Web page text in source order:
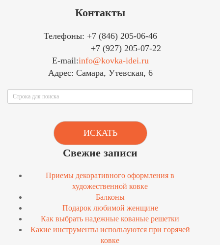
Контакты
Телефоны: +7 (846) 205-06-46
+7 (927) 205-07-22
E-mail:info@kovka-idei.ru
Адрес: Самара, Утевская, 6
ИСКАТЬ
Свежие записи
Приемы декоративного оформления в
художественной ковке
Балконы
Подарок любимой женщине
Как выбрать надежные кованые решетки
Какие инструменты используются при горячей
ковке